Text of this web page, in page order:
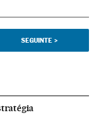
SEGUINTE >